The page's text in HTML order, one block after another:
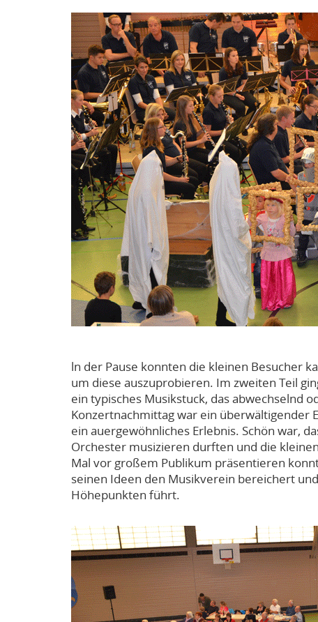
ln der Pause konnten die kleinen Besucher
um diese auszuprobieren. Im zweiten Teil
ein typisches Musikstuck, das abwechselnd
Konzertnachmittag war ein überwältigender
ein auergewöhnliches Erlebnis. Schön war,
Orchester musizieren durften und die
Mal vor großem Publikum präsentieren
seinen Ideen den Musikverein bereichert
Höhepunkten führt.